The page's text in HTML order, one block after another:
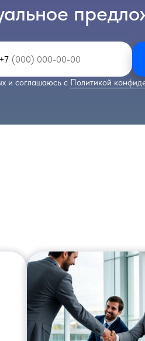
+7
и соглашаюсь с Политикой